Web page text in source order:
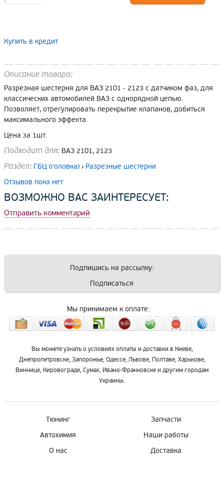
Купить в кредит
Описание товара:
Разрезная шестерня для ВАЗ 2101 - 2123 с датчиком фаз, для
классических автомобилей ВАЗ с однорядной цепью.
Позволяет, отрегулировать перекрытие клапанов, добиться
максимального эффекта.
Цена за 1шт.
Подходит для: ВАЗ 2101, 2123
Раздел: ГБЦ (головка) › Разрезные шестерни
Отзывов пока нет
ВОЗМОЖНО ВАС ЗАИНТЕРЕСУЕТ:
Отправить комментарий
Подпишись на рассылку:
Подписаться
Мы принимаем к оплате:
Вы можете узнать о условиях оплаты и доставки в Киеве,
Днепропетровске, Запорожье, Одессе, Львове, Полтаве, Харькове,
Виннице, Кировограде, Сумах, Ивано-Франковске и другим городам
Украины.
Тюнинг
Запчасти
Автохимия
Наши работы
О нас
Доставка